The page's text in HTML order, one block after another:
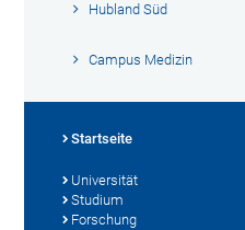
Hubland Süd
Campus Medizin
Startseite
Universität
Studium
Forschung